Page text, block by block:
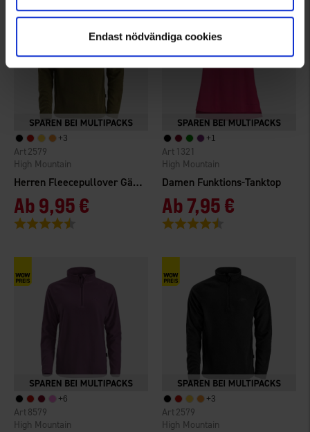
Endast nödvändiga cookies
+3
Herren Fleecepullover Gällö
High Mountain
2579
Ab9,95 €
Bewertung:
+1
Damen Funktions-Tanktop
High Mountain
1321
Ab7,95 €
Bewertung:
+6
High Mountain
8579
+3
High Mountain
2579